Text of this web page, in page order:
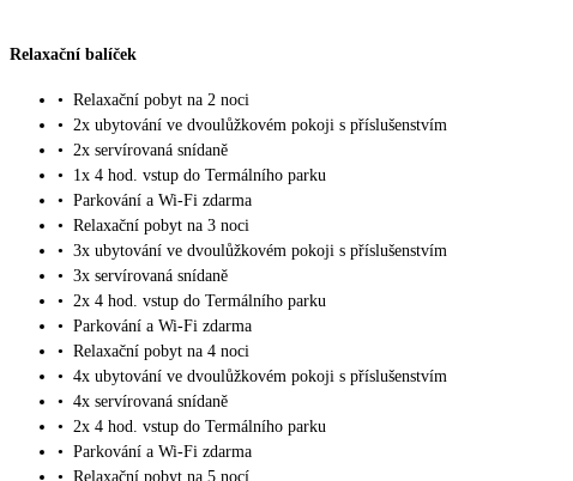
Relaxační balíček
• Relaxační pobyt na 2 noci
• 2x ubytování ve dvoulůžkovém pokoji s příslušenstvím
• 2x servírovaná snídaně
•
1x 4 hod. vstup do Termálního parku
• Parkování a Wi-Fi zdarma
• Relaxační pobyt na 3 noci
• 3x ubytování ve dvoulůžkovém pokoji s příslušenstvím
• 3x servírovaná snídaně
• 2x 4 hod. vstup do Termálního parku
• Parkování a Wi-Fi zdarma
• Relaxační pobyt na 4 noci
• 4x ubytování ve dvoulůžkovém pokoji s příslušenstvím
• 4x servírovaná snídaně
• 2x 4 hod. vstup do Termálního parku
• Parkování a Wi-Fi zdarma
• Relaxační pobyt na 5 nocí